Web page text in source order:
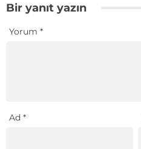
Bir yanıt yazın
Yorum *
Ad *